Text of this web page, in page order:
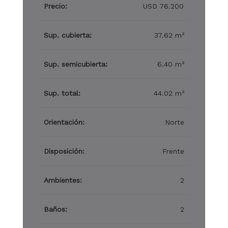
Precio: USD 76.200
Sup. cubierta: 37.62 m²
Sup. semicubierta: 6.40 m²
Sup. total: 44.02 m²
Orientación: Norte
Disposición: Frente
Ambientes: 2
Baños: 2